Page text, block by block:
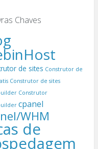
Chaves
de sites Construtor de
Construtor de sites
Construtor
cpanel
WHM
de